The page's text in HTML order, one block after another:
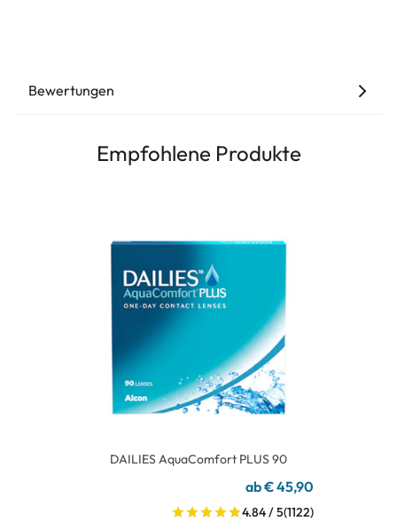
Bewertungen
Empfohlene Produkte
DAILIES AquaComfort PLUS 90
ab € 45,90
4.84 / 5(1122)